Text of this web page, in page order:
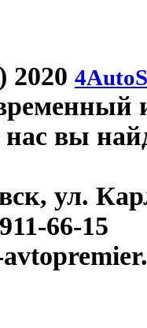
2020
вы
ул.
66-15